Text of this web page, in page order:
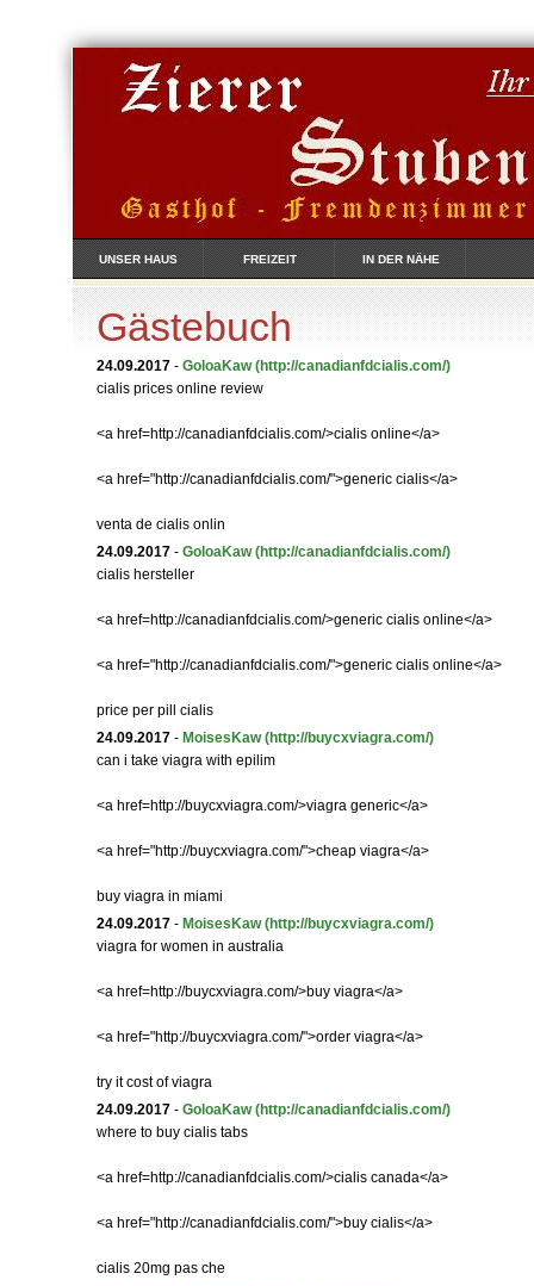
UNSER HAUS FREIZEIT IN DER NÄHE
Gästebuch
24.09.2017 - GoloaKaw (http://canadianfdcialis.com/)
cialis prices online review
<a href=http://canadianfdcialis.com/>cialis online</a>
<a href="http://canadianfdcialis.com/">generic cialis</a>
venta de cialis onlin
24.09.2017 - GoloaKaw (http://canadianfdcialis.com/)
cialis hersteller
<a href=http://canadianfdcialis.com/>generic cialis online</a>
<a href="http://canadianfdcialis.com/">generic cialis online</a>
price per pill cialis
24.09.2017 - MoisesKaw (http://buycxviagra.com/)
can i take viagra with epilim
<a href=http://buycxviagra.com/>viagra generic</a>
<a href="http://buycxviagra.com/">cheap viagra</a>
buy viagra in miami
24.09.2017 - MoisesKaw (http://buycxviagra.com/)
viagra for women in australia
<a href=http://buycxviagra.com/>buy viagra</a>
<a href="http://buycxviagra.com/">order viagra</a>
try it cost of viagra
24.09.2017 - GoloaKaw (http://canadianfdcialis.com/)
where to buy cialis tabs
<a href=http://canadianfdcialis.com/>cialis canada</a>
<a href="http://canadianfdcialis.com/">buy cialis</a>
cialis 20mg pas che